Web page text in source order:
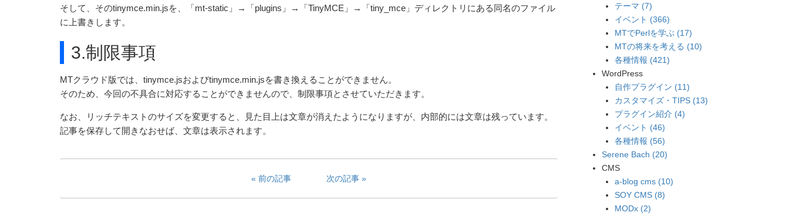
そして、そのtinymce.min.jsを、「mt-static」→「plugins」→「TinyMCE」→「tiny_mce」ディレクトリにある同名のファイル
に上書きします。
3.制限事項
MTクラウド版では、tinymce.jsおよびtinymce.min.jsを書き換えることができません。
そのため、今回の不具合に対応することができませんので、制限事項とさせていただきます。
なお、リッチテキストのサイズを変更すると、見た目上は文章が消えたようになりますが、内部的には文章は残っています。
記事を保存して開きなおせば、文章は表示されます。
前の記事 次の記事
テーマ (7)
イベント (366)
MTでPerlを学ぶ (17)
MTの将来を考える (10)
各種情報 (421)
WordPress
自作プラグイン (11)
カスタマイズ・TIPS (13)
プラグイン紹介 (4)
イベント (46)
各種情報 (56)
Serene Bach (20)
CMS
a-blog cms (10)
SOY CMS (8)
MODx (2)